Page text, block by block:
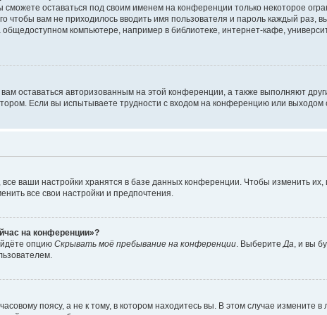
сможете оставаться под своим именем на конференции только некоторое
чтобы вам не приходилось вводить имя пользователя и пароль каждый раз,
компьютере, например в библиотеке, интернет-кафе,
оставаться авторизованным на этой конференции, а также выполняют
Если вы испытываете трудности с входом на конференцию или
ваши настройки хранятся в базе данных конференции. Чтобы изменить
все свои настройки и предпочтения.
на конференции»?
опцию Скрывать моё пребывание на конференции. ВыберитеДа, и вы
поясу, а не к тому, в котором находитесь вы. В этом случае измените